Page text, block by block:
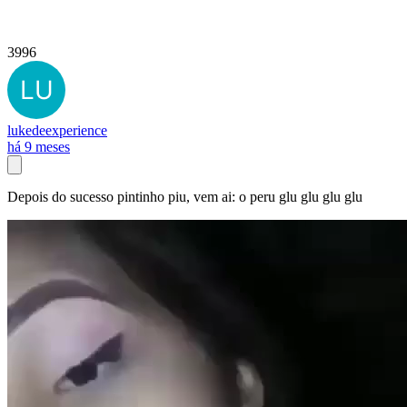
3996
lukedeexperience
há 9 meses
Depois do sucesso pintinho piu, vem ai: o peru glu glu glu glu